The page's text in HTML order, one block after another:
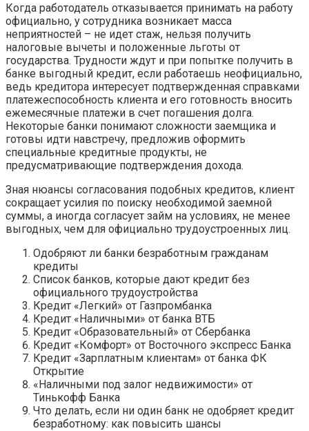
Когда работодатель отказывается принимать на работу
официально, у сотрудника возникает масса
неприятностей – не идет стаж, нельзя получить
налоговые вычеты и положенные льготы от
государства. Трудности ждут и при попытке получить в
банке выгодный кредит, если работаешь неофициально,
ведь кредитора интересует подтвержденная справками
платежеспособность клиента и его готовность вносить
ежемесячные платежи в счет погашения долга.
Некоторые банки понимают сложности заемщика и
готовы идти навстречу, предложив оформить
специальные кредитные продукты, не
предусматривающие подтверждения дохода.
Зная нюансы согласования подобных кредитов, клиент
сокращает усилия по поиску необходимой заемной
суммы, а иногда согласует займ на условиях, не менее
выгодных, чем для официально трудоустроенных лиц.
Одобряют ли банки безработным гражданам
кредиты
Список банков, которые дают кредит без
официального трудоустройства
Кредит «Легкий» от Газпромбанка
Кредит «Наличными» от банка ВТБ
Кредит «Образовательный» от Сбербанка
Кредит «Комфорт» от Восточного экспресс Банка
Кредит «Зарплатным клиентам» от банка ФК
Открытие
«Наличными под залог недвижимости» от
Тинькофф Банка
Что делать, если ни один банк не одобряет кредит
безработному: как повысить шансы